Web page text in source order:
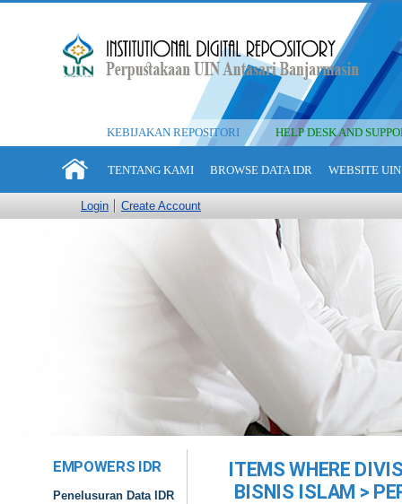
KEBIJAKAN REPOSITORI HELP DESK AND
TENTANG KAMI BROWSE DATA IDR WEBSITE
Login Create Account
EMPOWERS IDR
Penelusuran Data IDR
ITEMS WHERE
BISNIS ISLAM >